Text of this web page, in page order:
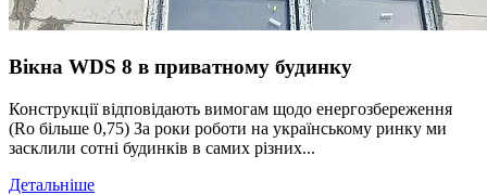
Вікна WDS 8 в приватному будинку
Конструкції відповідають вимогам щодо енергозбереження
(Ro більше 0,75) За роки роботи на українському ринку ми
засклили сотні будинків в самих різних...
Детальніше